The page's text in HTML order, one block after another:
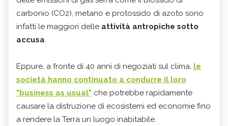
carbonio (CO2), metano e protossido di azoto sono
infatti le maggiori delle attività antropiche sotto
accusa.
Eppure, a fronte di 40 anni di negoziati sul clima, le
società hanno continuato a condurre il loro
"business as usual" che potrebbe rapidamente
causare la distruzione di ecosistemi ed economie fino
a rendere la Terra un luogo inabitabile.